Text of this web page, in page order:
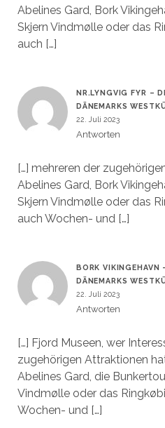
Abelines Gard, Bork
Skjern Vindmølle oder das
auch […]
NR.LYNGVIG FYR –
DÄNEMARKS
22. Juli 2023
Antworten
[…] mehreren der
Abelines Gard, Bork
Skjern Vindmølle oder das
auch Wochen- und […]
BORK VIKINGEHAVN
DÄNEMARKS
22. Juli 2023
Antworten
[…] Fjord Museen, wer
zugehörigen Attraktionen
Abelines Gard, die
Vindmølle oder das
Wochen- und […]